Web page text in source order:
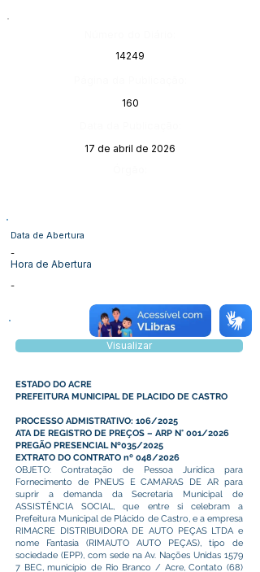
14249
160
17 de abril de 2026
Data de Abertura
-
Hora de Abertura
-
Visualizar
ESTADO DO ACRE
PREFEITURA MUNICIPAL DE PLACIDO DE CASTRO
PROCESSO ADMISTRATIVO: 106/2025
ATA DE REGISTRO DE PREÇOS – ARP N° 001/2026
PREGÃO PRESENCIAL Nº035/2025
EXTRATO DO CONTRATO nº 048/2026
OBJETO: Contratação de Pessoa Jurídica para
Fornecimento de PNEUS E CAMARAS DE AR para
suprir a demanda da Secretaria Municipal de
ASSISTÊNCIA SOCIAL, que entre si celebram a
Prefeitura Municipal de Plácido de Castro, e a empresa
RIMACRE DISTRIBUIDORA DE AUTO PEÇAS LTDA e
nome Fantasia (RIMAUTO AUTO PEÇAS), tipo de
sociedade (EPP), com sede na Av. Nações Unidas 1579
7 BEC, município de Rio Branco / Acre, Contato (68)